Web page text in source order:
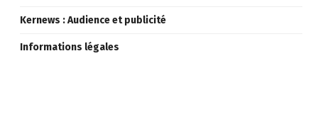
Kernews : Audience et publicité
Informations légales